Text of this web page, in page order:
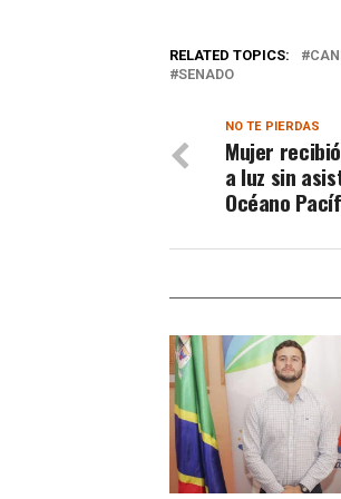
RELATED TOPICS:
SENADO
NO TE PIERDAS
Mujer
a luz sin
Océano